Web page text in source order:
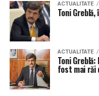
ACTUALITATE
Toni
ACTUALITATE
Toni
fost mai răi